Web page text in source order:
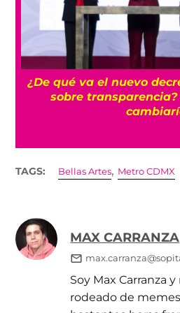
¿De qué va el nuevo
sobre transparencia?
TAGS: Bellas Artes, Metro CDMX
MAX CARRANZA
Soy Max Carranza
rodeado de